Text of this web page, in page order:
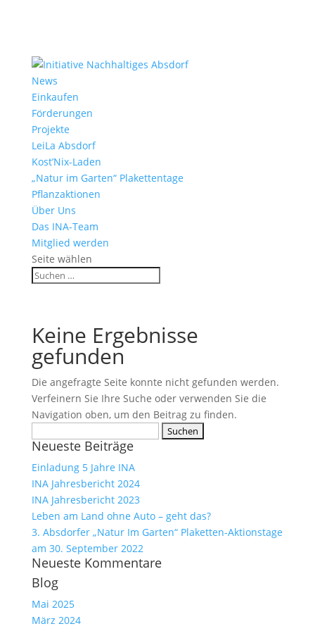
News
Einkaufen
Förderungen
Projekte
LeiLa Absdorf
Kost’Nix-Laden
„Natur im Garten“ Plakettentage
Pflanzaktionen
Über Uns
Das INA-Team
Mitglied werden
Seite wählen
Keine Ergebnisse
gefunden
Die angefragte Seite konnte nicht gefunden werden.
Verfeinern Sie Ihre Suche oder verwenden Sie die
Navigation oben, um den Beitrag zu finden.
nach:
Neueste Beiträge
Einladung 5 Jahre INA
INA Jahresbericht 2024
INA Jahresbericht 2023
Leben am Land ohne Auto – geht das?
3. Absdorfer „Natur Im Garten“ Plaketten-Aktionstage
am 30. September 2022
Neueste Kommentare
Blog
Mai 2025
März 2024